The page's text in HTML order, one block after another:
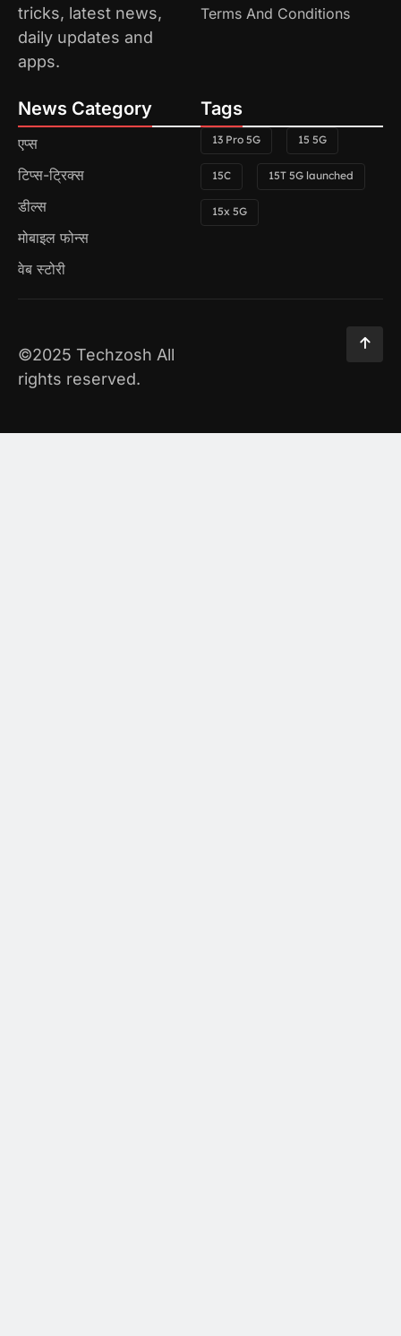
tricks, latest news,
daily updates and
apps.
Terms And Conditions
News Category
एप्स
टिप्स-ट्रिक्स
डील्स
मोबाइल फोन्स
वेब स्टोरी
Tags
13 Pro 5G 15 5G
15C 15T 5G launched
15x 5G
©2025 Techzosh All
rights reserved.